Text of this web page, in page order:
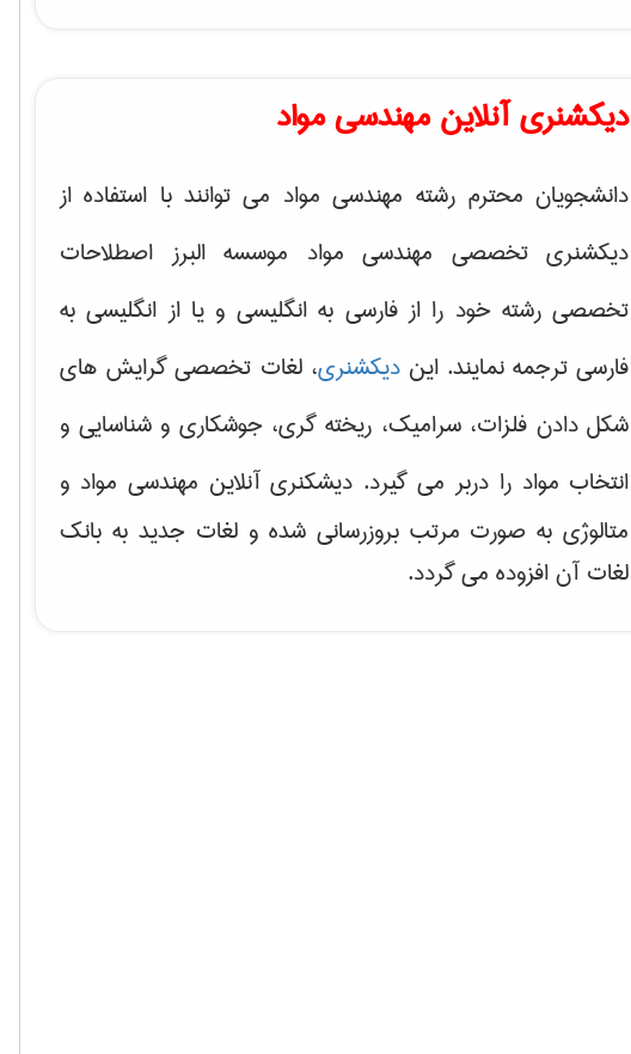
دیکشنری آنلاین مهندسی مواد
دانشجویان محترم رشته مهندسی مواد می توانند با استفاده از
دیکشنری تخصصی مهندسی مواد موسسه البرز اصطلاحات
تخصصی رشته خود را از فارسی به انگلیسی و یا از انگلیسی به
فارسی ترجمه نمایند. ایندیکشنری، لغات تخصصی گرایش های
شکل دادن فلزات، سرامیک، ریخته گری، جوشکاری و شناسایی و
انتخاب مواد را دربر می گیرد. دیشکنری آنلاین مهندسی مواد و
متالوژی به صورت مرتب بروزرسانی شده و لغات جدید به بانک
لغات آن افزوده می گردد.